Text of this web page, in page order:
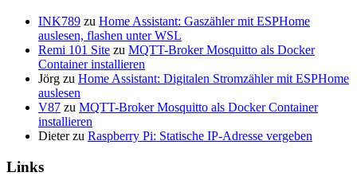
INK789 zu Home Assistant: Gaszähler mit ESPHome
auslesen, flashen unter WSL
Remi 101 Site zu MQTT-Broker Mosquitto als Docker
Container installieren
Jörg zu Home Assistant: Digitalen Stromzähler mit ESPHome
auslesen
V87 zu MQTT-Broker Mosquitto als Docker Container
installieren
Dieterzu Raspberry Pi: Statische IP-Adresse vergeben
Links